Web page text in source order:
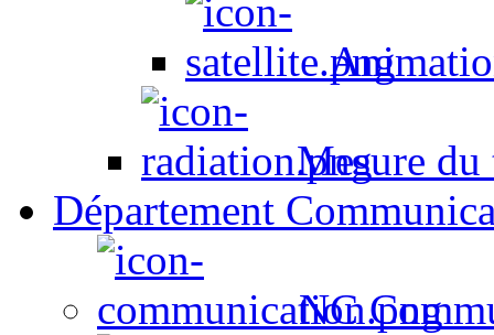
Mesure du
Département
NC